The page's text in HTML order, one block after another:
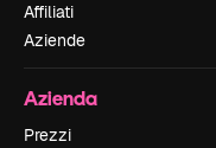
Affiliati
Aziende
Azienda
Prezzi